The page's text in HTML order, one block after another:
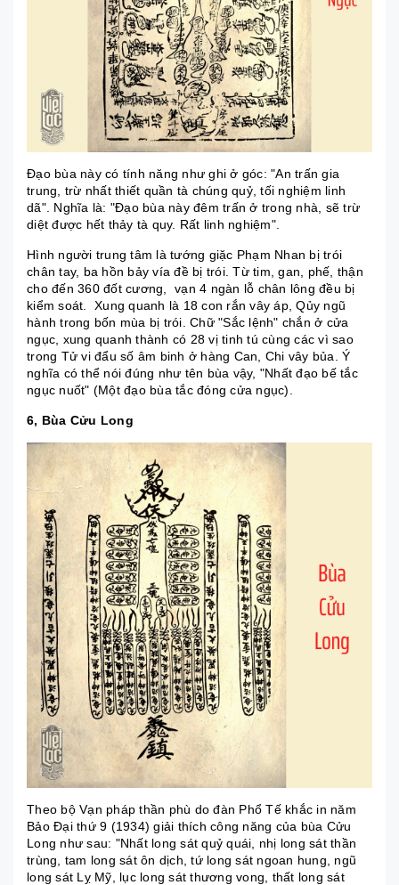
Đạo bùa này có tính năng như ghi ở góc: "An trấn gia
trung, trừ nhất thiết quần tà chúng quỷ, tối nghiệm linh
dã". Nghĩa là: "Đạo bùa này đêm trấn ở trong nhà, sẽ trừ
diệt được hết thảy tà quy. Rất linh nghiệm".
Hình người trung tâm là tướng giặc Phạm Nhan bị trói
chân tay, ba hồn bảy vía đề bị trói. Từ tim, gan, phế, thận
cho đến 360 đốt cương, vạn 4 ngàn lỗ chân lông đều bị
kiểm soát. Xung quanh là 18 con rắn vây áp, Qủy ngũ
hành trong bốn mùa bị trói. Chữ "Sắc lệnh" chắn ở cửa
ngục, xung quanh thành có 28 vị tinh tú cùng các vì sao
trong Tử vi đẩu số âm binh ở hàng Can, Chi vây bủa. Ý
nghĩa có thể nói đúng như tên bùa vậy, "Nhất đạo bế tắc
ngục nuốt" (Một đạo bùa tắc đóng cửa ngục).
6, Bùa Cửu Long
Theo bộ Vạn pháp thần phù do đàn Phổ Tế khắc in năm
Bảo Đại thứ 9 (1934) giải thích công năng của bùa Cửu
Long như sau: "Nhất long sát quỷ quái, nhị long sát thần
trùng, tam long sát ôn dịch, tứ long sát ngoan hung, ngũ
long sát Lỵ Mỹ, lục long sát thương vong, thất long sát